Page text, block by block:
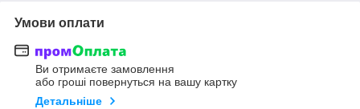
Умови оплати
Ви отримаєте замовлення
або гроші повернуться на вашу картку
Детальніше